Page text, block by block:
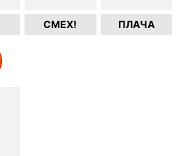
СМЕХ! ПЛАЧА